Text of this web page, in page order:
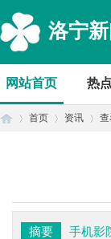
洛宁
网站首页 热
首页 资讯
摘要
手机影